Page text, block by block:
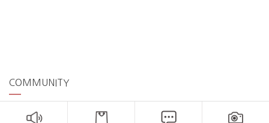
COMMUNITY